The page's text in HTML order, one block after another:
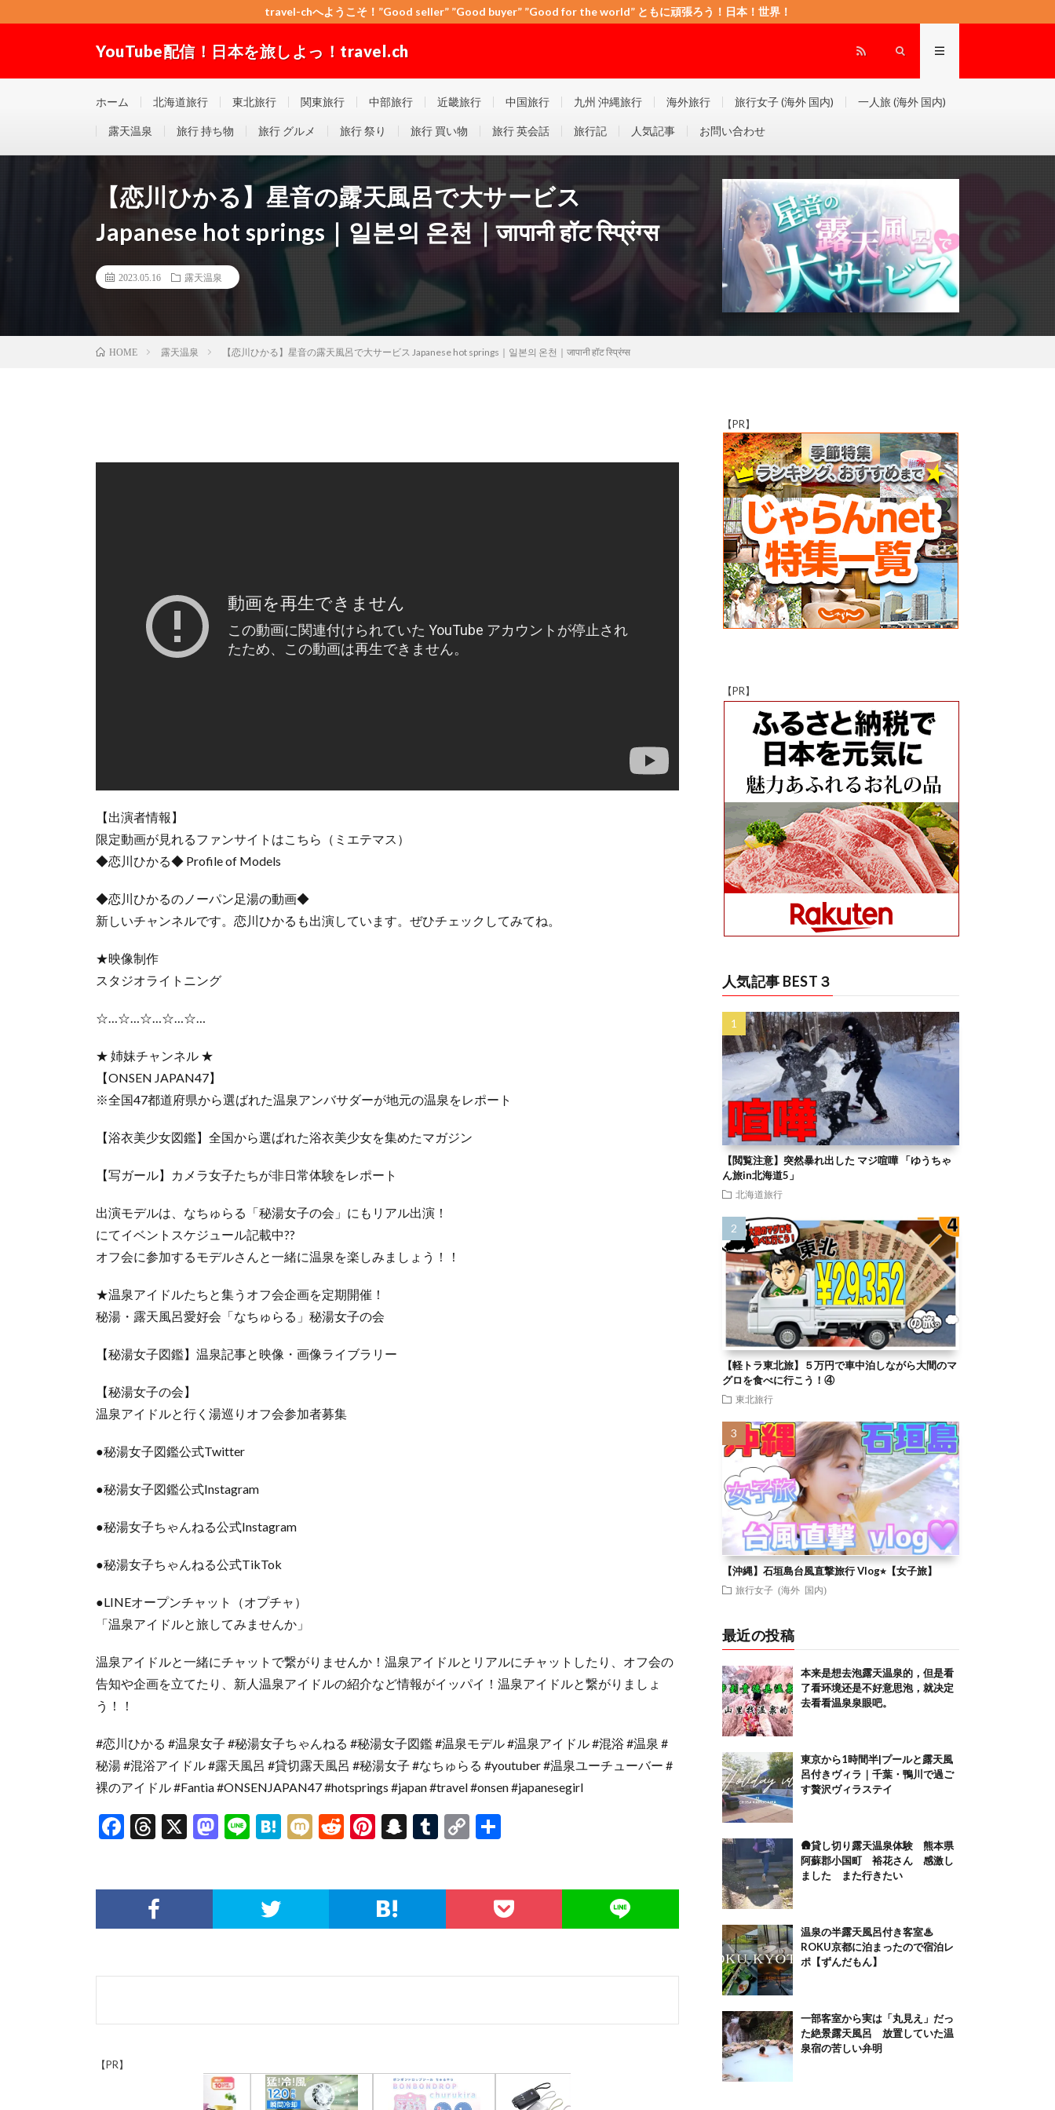
travel-chへようこそ！”Good seller” ”Good buyer” ”Good for the world” ともに頑張ろう！日本！世界！
YouTube配信！日本を旅しよっ！travel.ch
ホーム 北海道旅行 東北旅行 関東旅行 中部旅行 近畿旅行 中国旅行 九州 沖縄旅行 海外旅行 旅行女子 (海外 国内) 一人旅 (海外 国内)
露天温泉 旅行 持ち物 旅行 グルメ 旅行 祭り 旅行 買い物 旅行 英会話 旅行記 人気記事 お問い合わせ
【恋川ひかる】星音の露天風呂で大サービス
Japanese hot springs｜일본의 온천｜जापानी हॉट स्प्रिंग्स
2023.05.16 露天温泉
HOME 露天温泉 【恋川ひかる】星音の露天風呂で大サービス Japanese hot springs｜일본의 온천｜जापानी हॉट स्प्रिंग्स
【出演者情報】
限定動画が見れるファンサイトはこちら（ミエテマス）
◆恋川ひかる◆ Profile of Models
◆恋川ひかるのノーパン足湯の動画◆
新しいチャンネルです。恋川ひかるも出演しています。ぜひチェックしてみてね。
★映像制作
スタジオライトニング
☆…☆…☆…☆…☆…
★ 姉妹チャンネル ★
【ONSEN JAPAN47】
※全国47都道府県から選ばれた温泉アンバサダーが地元の温泉をレポート
【浴衣美少女図鑑】全国から選ばれた浴衣美少女を集めたマガジン
【写ガール】カメラ女子たちが非日常体験をレポート
出演モデルは、なちゅらる「秘湯女子の会」にもリアル出演！
にてイベントスケジュール記載中??
オフ会に参加するモデルさんと一緒に温泉を楽しみましょう！！
★温泉アイドルたちと集うオフ会企画を定期開催！
秘湯・露天風呂愛好会「なちゅらる」秘湯女子の会
【秘湯女子図鑑】温泉記事と映像・画像ライブラリー
【秘湯女子の会】
温泉アイドルと行く湯巡りオフ会参加者募集
●秘湯女子図鑑公式Twitter
●秘湯女子図鑑公式Instagram
●秘湯女子ちゃんねる公式Instagram
●秘湯女子ちゃんねる公式TikTok
●LINEオープンチャット（オプチャ）
「温泉アイドルと旅してみませんか」
温泉アイドルと一緒にチャットで繋がりませんか！温泉アイドルとリアルにチャットしたり、オフ会の
告知や企画を立てたり、新人温泉アイドルの紹介など情報がイッパイ！温泉アイドルと繋がりましょ
う！！
#恋川ひかる #温泉女子 #秘湯女子ちゃんねる #秘湯女子図鑑 #温泉モデル #温泉アイドル #混浴 #温泉 #
秘湯 #混浴アイドル #露天風呂 #貸切露天風呂 #秘湯女子 #なちゅらる #youtuber #温泉ユーチューバー #
裸のアイドル #Fantia #ONSENJAPAN47 #hotsprings #japan #travel #onsen #japanesegirl
F
o
k
T
ds
X
M
o
Li H
a
M R
t
Pi
es
t
S
h
T
r
C
Li
k
【PR】
【PR】
【PR】
人気記事 BEST３
【閲覧注意】突然暴れ出した マジ喧嘩 「ゆうちゃ
ん旅in北海道5」
北海道旅行
【軽トラ東北旅】５万円で車中泊しながら大間のマ
グロを食べに行こう！④
東北旅行
【沖縄】石垣島台風直撃旅行 Vlog⭐︎【女子旅】
旅行女子 (海外 国内)
最近の投稿
本来是想去泡露天温泉的，但是看
了看环境还是不好意思泡，就决定
去看看温泉泉眼吧。
東京から1時間半|プールと露天風
呂付きヴィラ｜千葉・鴨川で過ご
す贅沢ヴィラステイ
🛖貸し切り露天温泉体験 熊本県
阿蘇郡小国町 裕花さん 感激し
ました また行きたい
温泉の半露天風呂付き客室♨
ROKU京都に泊まったので宿泊レ
ポ【ずんだもん】
一部客室から実は「丸見え」だっ
た絶景露天風呂 放置していた温
泉宿の苦しい弁明